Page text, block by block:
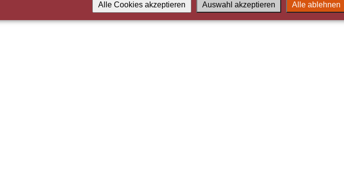
Alle ablehnen
Auswahl akzeptieren
Alle Cookies akzeptieren